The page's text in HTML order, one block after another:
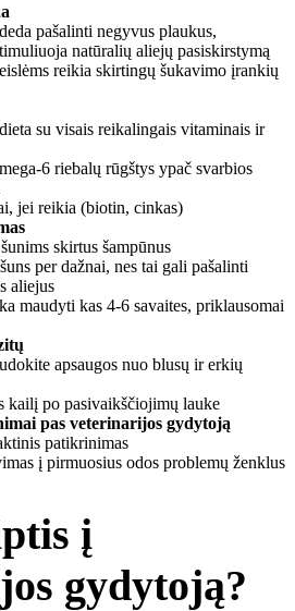
pašalinti negyvus plaukus,
natūralių aliejų pasiskirstymą
reikia skirtingų šukavimo įrankių
su visais reikalingais vitaminais ir
6 riebalų rūgštys ypač svarbios
jei reikia (biotin, cinkas)
skirtus šampūnus
per dažnai, nes tai gali pašalinti
aliejus
maudyti kas 4-6 savaites, priklausomai
apsaugos nuo blusų ir erkių
kailį po pasivaikščiojimų lauke
pas veterinarijos gydytoją
patikrinimas
į pirmuosius odos problemų ženklus
į
gydytoją?